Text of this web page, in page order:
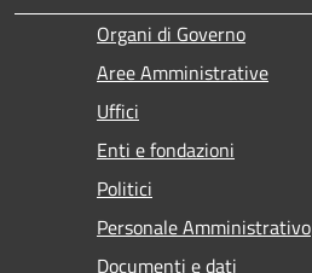
Organi di Governo
Aree Amministrative
Uffici
Enti e fondazioni
Politici
Personale Amministrativo
Documenti e dati